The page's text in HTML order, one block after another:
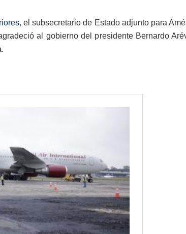
, el subsecretario de Estado adjunto para
al gobierno del presidente Bernardo